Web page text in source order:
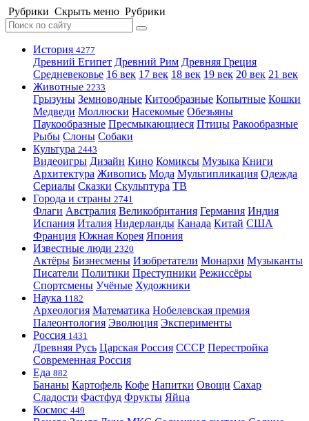
Рубрики Скрыть меню Рубрики
История 4277
Древний Египет Древний Рим Древняя Греция
Средневековье 16 век 17 век 18 век 19 век 20 век 21 век
Животные 2233
Грызуны Земноводные Китообразные Копытные Кошки
Медведи Моллюски Насекомые Обезьяны
Паукообразные Пресмыкающиеся Птицы Ракообразные
Рыбы Слоны Собаки
Культура 2443
Видеоигры Дизайн Кино Комиксы Музыка Книги
Архитектура Живопись Мода Мультипликация Одежда
Сериалы Сказки Скульптура ТВ
Города и страны 2741
Флаги Австралия Великобритания Германия Индия
Испания Италия Нидерланды Канада Китай США
Франция Южная Корея Япония
Известные люди 2320
Актёры Бизнесмены Изобретатели Монархи Музыканты
Писатели Политики Преступники Режиссёры
Спортсмены Учёные Художники
Наука 1182
Археология Математика Нобелевская премия
Палеонтология Эволюция Эксперименты
Россия 1431
Древняя Русь Царская Россия СССР Перестройка
Современная Россия
Еда 882
Бананы Картофель Кофе Напитки Овощи Сахар
Сладости Фастфуд Фрукты Яйца
Космос 449